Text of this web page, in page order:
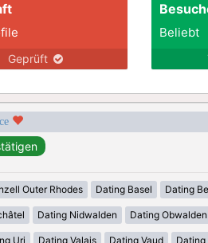
Geprüft
Beliebt
Outer Rhodes Dating Basel Dating
Dating Nidwalden Dating Obwalden
Uri Dating Valais Dating Vaud Dating